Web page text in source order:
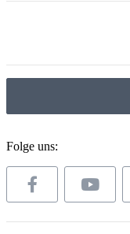
Folge uns: